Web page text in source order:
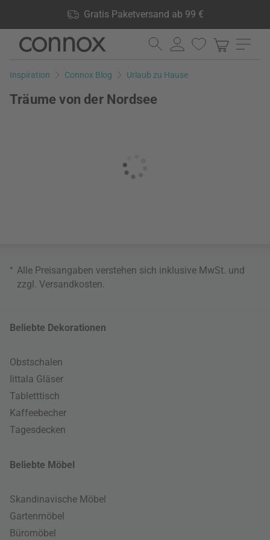
Gratis Paketversand ab 99 €
lagernd, 60 Tage Rückgaberecht
Direkt
Seiteninhalt
Direkt
Suchfeld
Inspiration Connox Blog Urlaub zu Hause
Träume von der Nordsee
* Alle Preisangaben verstehen sich inklusive MwSt. und
zzgl. Versandkosten.
Beliebte Dekorationen
Obstschalen
Iittala Gläser
Tabletttisch
Kaffeebecher
Tagesdecken
Beliebte Möbel
Skandinavische Möbel
Gartenmöbel
Büromöbel